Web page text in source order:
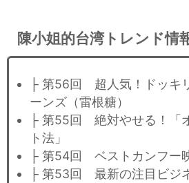
陳小姐的台湾トレンド
├ 第56回 超人気！ドッキ
ーンズ（雷根糖）
├ 第55回 絶対やせる！「
ト法」
├ 第54回 ベストカンフー
├ 第53回 最新の注目ビジ